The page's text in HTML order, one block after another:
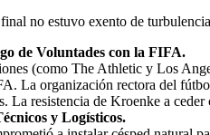
no estuvo exento de
de Voluntades con la FIFA.
(como The Athletic y Los
La organización rectora del
La resistencia de Kroenke a
y Logísticos.